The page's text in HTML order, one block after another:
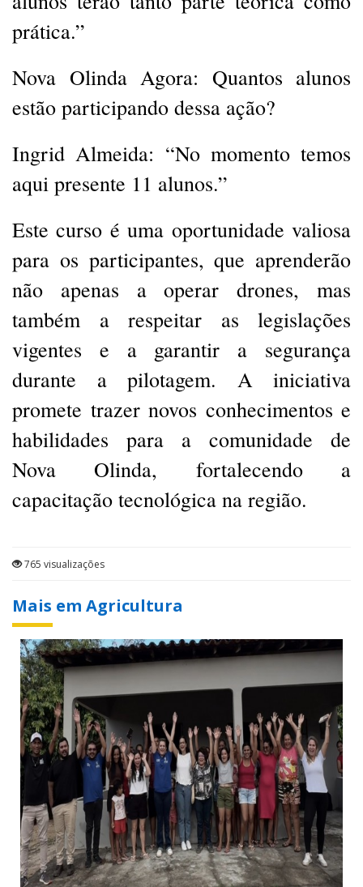
prática.”
Nova Olinda Agora: Quantos alunos
estão participando dessa ação?
Ingrid Almeida: “No momento temos
aqui presente 11 alunos.”
Este curso é uma oportunidade valiosa
para os participantes, que aprenderão
não apenas a operar drones, mas
também a respeitar as legislações
vigentes e a garantir a segurança
durante a pilotagem. A iniciativa
promete trazer novos conhecimentos e
habilidades para a comunidade de
Nova Olinda, fortalecendo a
capacitação tecnológica na região.
765 visualizações
Mais em Agricultura